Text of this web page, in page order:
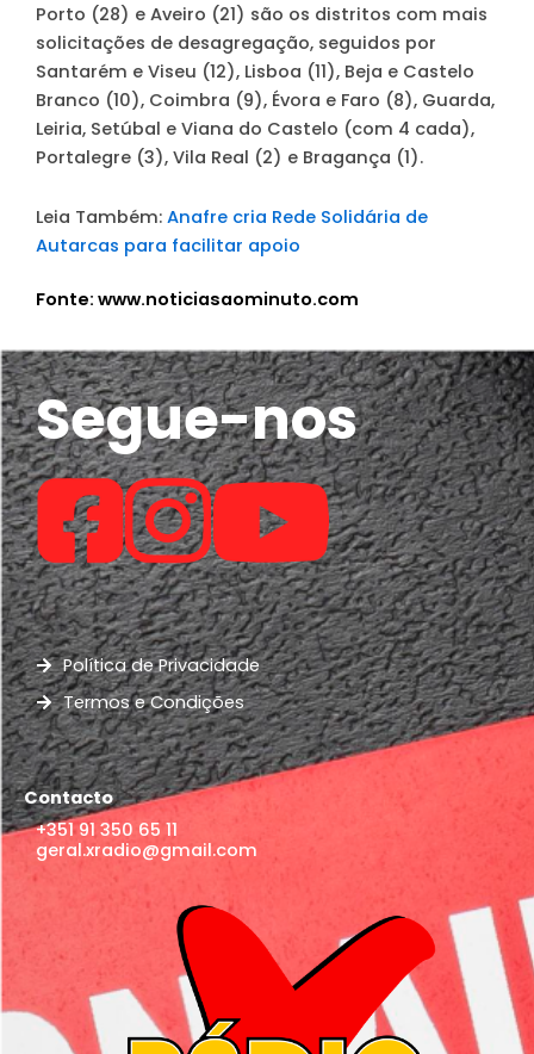
Porto (28) e Aveiro (21) são os distritos com mais
solicitações de desagregação, seguidos por
Santarém e Viseu (12), Lisboa (11), Beja e Castelo
Branco (10), Coimbra (9), Évora e Faro (8), Guarda,
Leiria, Setúbal e Viana do Castelo (com 4 cada),
Portalegre (3), Vila Real (2) e Bragança (1).
Leia Também: Anafre cria Rede Solidária de
Autarcas para facilitar apoio
Fonte: www.noticiasaominuto.com
Segue-nos
Política de Privacidade
Termos e Condições
Contacto
+351 91 350 65 11
geral.xradio@gmail.com